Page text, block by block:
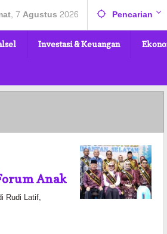
7 Agustus 2026 Pencarian
Investasi & Keuangan
Anak
Rudi Latif,